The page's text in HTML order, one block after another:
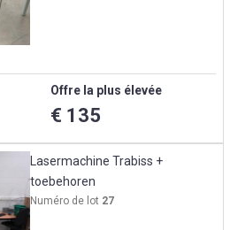
Offre la plus élevée
€ 135
Lasermachine Trabiss +
toebehoren
Numéro de lot 27